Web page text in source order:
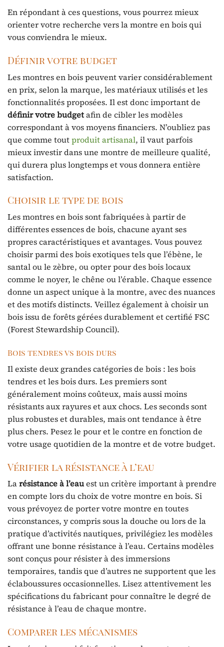
En répondant à ces questions, vous pourrez mieux
orienter votre recherche vers la montre en bois qui
vous conviendra le mieux.
Définir votre budget
Les montres en bois peuvent varier considérablement
en prix, selon la marque, les matériaux utilisés et les
fonctionnalités proposées. Il est donc important de
définir votre budgetafin de cibler les modèles
correspondant à vos moyens financiers. N’oubliez pas
que comme toutproduit artisanal, il vaut parfois
mieux investir dans une montre de meilleure qualité,
qui durera plus longtemps et vous donnera entière
satisfaction.
Choisir le type de bois
Les montres en bois sont fabriquées à partir de
différentes essences de bois, chacune ayant ses
propres caractéristiques et avantages. Vous pouvez
choisir parmi des bois exotiques tels que l’ébène, le
santal ou le zèbre, ou opter pour des bois locaux
comme le noyer, le chêne ou l’érable. Chaque essence
donne un aspect unique à la montre, avec des nuances
et des motifs distincts. Veillez également à choisir un
bois issu de forêts gérées durablement et certifié FSC
(Forest Stewardship Council).
Bois tendres vs bois durs
Il existe deux grandes catégories de bois : les bois
tendres et les bois durs. Les premiers sont
généralement moins coûteux, mais aussi moins
résistants aux rayures et aux chocs. Les seconds sont
plus robustes et durables, mais ont tendance à être
plus chers. Pesez le pour et le contre en fonction de
votre usage quotidien de la montre et de votre budget.
Vérifier la résistance à l’eau
Larésistance à l’eauest un critère important à prendre
en compte lors du choix de votre montre en bois. Si
vous prévoyez de porter votre montre en toutes
circonstances, y compris sous la douche ou lors de la
pratique d’activités nautiques, privilégiez les modèles
offrant une bonne résistance à l’eau. Certains modèles
sont conçus pour résister à des immersions
temporaires, tandis que d’autres ne supportent que les
éclaboussures occasionnelles. Lisez attentivement les
spécifications du fabricant pour connaître le degré de
résistance à l’eau de chaque montre.
Comparer les mécanismes